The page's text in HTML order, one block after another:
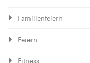
Familienfeiern
Feiern